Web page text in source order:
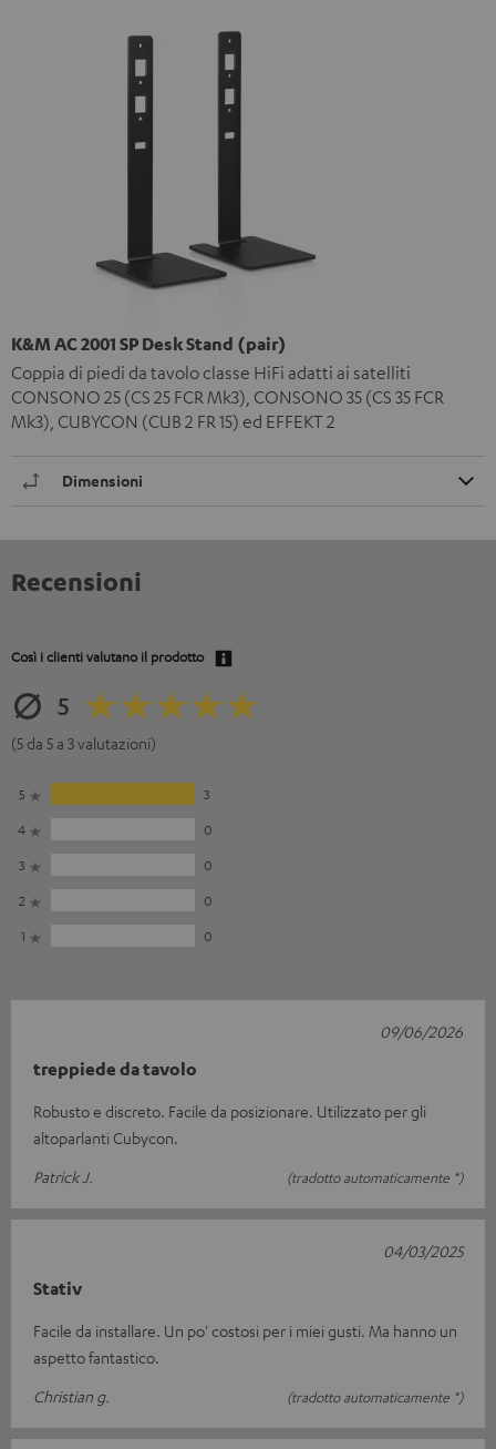
K&M AC 2001 SP Desk Stand (pair)
Coppia di piedi da tavolo classe HiFi adatti ai satelliti
CONSONO 25 (CS 25 FCR Mk3), CONSONO 35 (CS 35 FCR
Mk3), CUBYCON (CUB 2 FR 15) ed EFFEKT 2
Dimensioni
Recensioni
Così i clienti valutano il prodotto
5
(5 da 5 a 3 valutazioni)
5
3
4
0
3
0
2
0
1
0
treppiede da tavolo
Robusto e discreto. Facile da posizionare. Utilizzato per gli
altoparlanti Cubycon.
Patrick J.
(tradotto automaticamente *)
09/06/2026
Stativ
Facile da installare. Un po' costosi per i miei gusti. Ma hanno un
aspetto fantastico.
Christian g.
(tradotto automaticamente *)
04/03/2025